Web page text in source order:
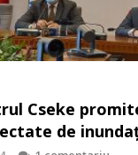
Cseke
de